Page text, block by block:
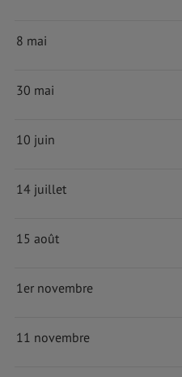
8 mai
30 mai
10 juin
14 juillet
15 août
1er novembre
11 novembre